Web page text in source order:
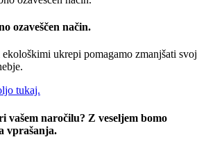
ozaveščen način.
ukrepi pomagamo zmanjšati svoj
tukaj.
vašem naročilu? Z veseljem bomo
vprašanja.